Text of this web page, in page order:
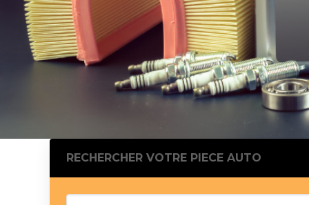
Pistons
Feu
Bague
Bague
Calle
Chaine
RECHERCHER VOTRE PIECE AUTO